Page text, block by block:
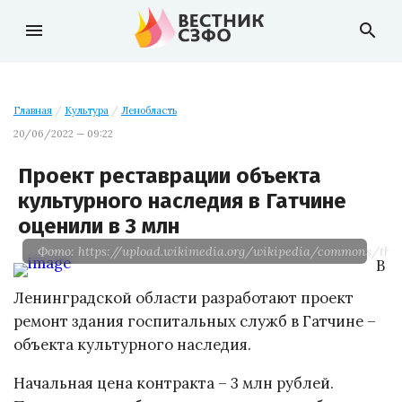
menu search
Главная / Культура / Ленобласть
20/06/2022 — 09:22
Проект реставрации объекта
культурного наследия в Гатчине
оценили в 3 млн
Фото: https://upload.wikimedia.org/wikipedia/commons/thumb/e/
В
Ленинградской области разработают проект
ремонт здания госпитальных служб в Гатчине –
объекта культурного наследия.
Начальная цена контракта – 3 млн рублей.